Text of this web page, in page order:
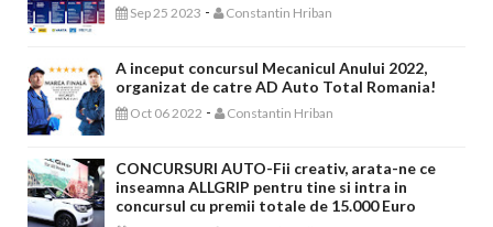
Sep 25 2023 - Constantin Hriban
A inceput concursul Mecanicul Anului 2022,
organizat de catre AD Auto Total Romania!
Oct 06 2022 - Constantin Hriban
CONCURSURI AUTO-Fii creativ, arata-ne ce
inseamna ALLGRIP pentru tine si intra in
concursul cu premii totale de 15.000 Euro